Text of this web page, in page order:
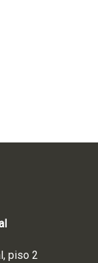
piso 2